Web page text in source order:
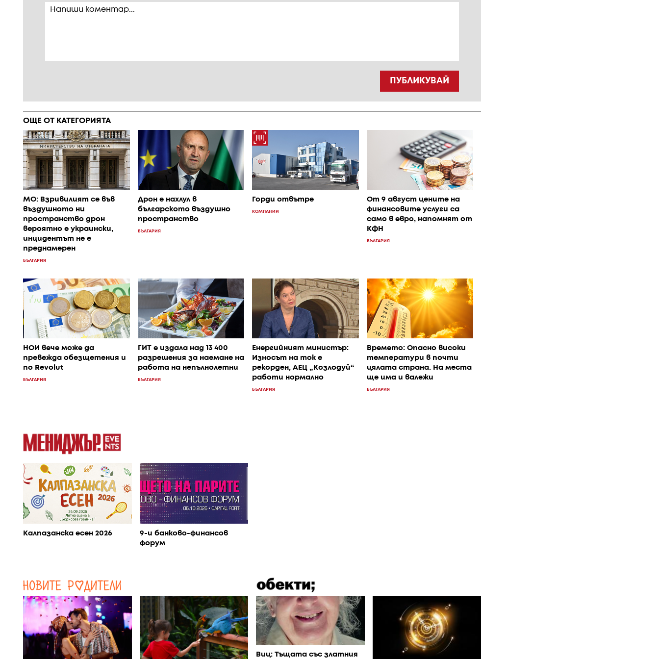
ПУБЛИКУВАЙ
ОЩЕ ОТ КАТЕГОРИЯТА
МО: Взривилият се във
въздушното ни
пространство дрон
вероятно е украински,
инцидентът не е
преднамерен
БЪЛГАРИЯ
Дрон е нахлул в
българското въздушно
пространство
БЪЛГАРИЯ
Горди отвътре
КОМПАНИИ
От 9 август цените на
финансовите услуги са
само в евро, напомнят от
КФН
БЪЛГАРИЯ
НОИ вече може да
превежда обезщетения и
по Revolut
БЪЛГАРИЯ
ГИТ е издала над 13 400
разрешения за наемане на
работа на непълнолетни
БЪЛГАРИЯ
Енергийният министър:
Износът на ток е
рекорден, АЕЦ „Козлодуй“
работи нормално
БЪЛГАРИЯ
Времето: Опасно високи
температури в почти
цялата страна. На места
ще има и валежи
БЪЛГАРИЯ
Калпазанска есен 2026
9-и банково-финансов
форум
Виц: Тъщата със златния